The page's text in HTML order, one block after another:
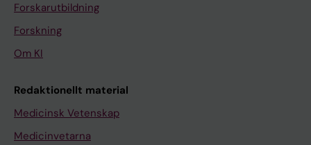
Forskarutbildning
Forskning
Om KI
Redaktionellt material
Medicinsk Vetenskap
Medicinvetarna